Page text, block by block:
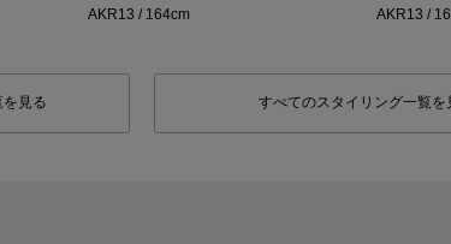
AKR13 / 164cm
AKR13 /
を見る すべてのスタイリング一覧を